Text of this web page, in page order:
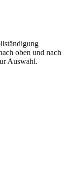
oben und nach
Auswahl.